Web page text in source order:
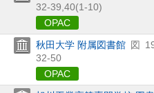
32-39, 40(1-10)
OPAC
秋田大学 附属図書館 図
32-50
OPAC